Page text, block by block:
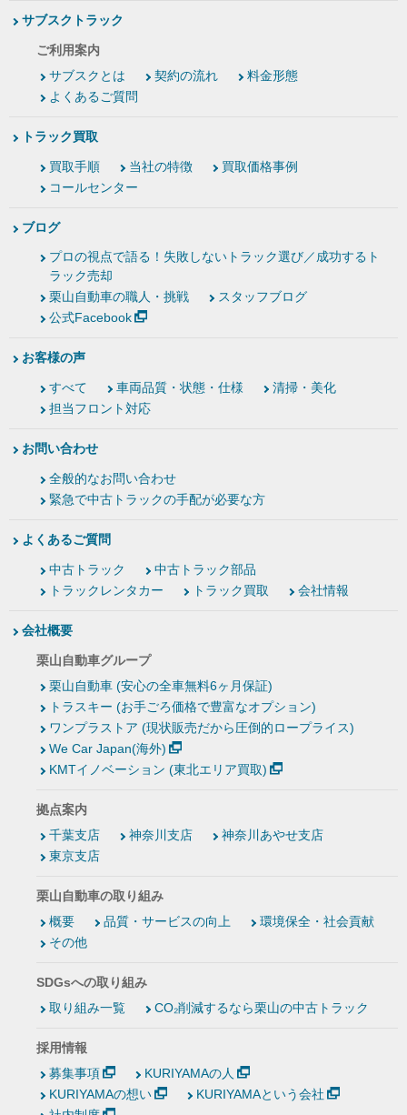
サブスクトラック
ご利用案内
サブスクとは
契約の流れ
料金形態
よくあるご質問
トラック買取
買取手順 当社の特徴
買取価格事例
コールセンター
ブログ
プロの視点で語る！失敗しないトラック選び／成功するト
ラック売却
栗山自動車の職人・挑戦
スタッフブログ
公式Facebook
お客様の声
すべて 車両品質・状態・仕様
清掃・美化
担当フロント対応
お問い合わせ
全般的なお問い合わせ
緊急で中古トラックの手配が必要な方
よくあるご質問
中古トラック
中古トラック部品
トラックレンタカー
トラック買取 会社情報
会社概要
栗山自動車グループ
栗山自動車 (安心の全車無料6ヶ月保証)
トラスキー (お手ごろ価格で豊富なオプション)
ワンプラストア (現状販売だから圧倒的ロープライス)
We Car Japan(海外)
KMTイノベーション (東北エリア買取)
拠点案内
千葉支店
神奈川支店
神奈川あやせ支店
東京支店
栗山自動車の取り組み
概要
品質・サービスの向上
環境保全・社会貢献
その他
SDGsへの取り組み
取り組み一覧
CO₂削減するなら栗山の中古トラック
採用情報
募集事項
KURIYAMAの人
KURIYAMAの想い
KURIYAMAという会社